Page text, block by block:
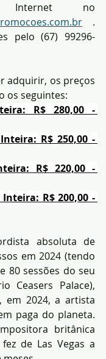
.
pelo (67) 99296-
adquirir, os preços
os seguintes:
R$ 280,00 -
R$ 250,00 -
R$ 220,00 -
Inteira: R$ 200,00 -
absoluta de
em 2024 (tendo
80 sessões do seu
Ceasers Palace),
em 2024, a artista
paga do planeta.
britânica
de Las Vegas a